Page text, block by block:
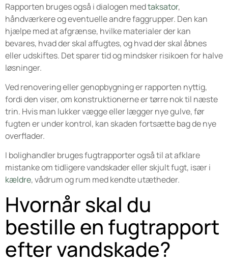
Rapporten bruges også i dialogen medtaksator,
håndværkere og eventuelle andre faggrupper. Den kan
hjælpe med at afgrænse, hvilke materialer der kan
bevares, hvad der skal affugtes, og hvad der skal åbnes
eller udskiftes. Det sparer tid og mindsker risikoen for halve
løsninger.
Ved renovering eller genopbygning er rapporten nyttig,
fordi den viser, om konstruktionerne er tørre nok til næste
trin. Hvis man lukker vægge eller lægger nye gulve, før
fugten er under kontrol, kan skaden fortsætte bag de nye
overflader.
I bolighandler bruges fugtrapporter også til at afklare
mistanke om tidligere vandskader eller skjult fugt, især i
kældre, vådrum og rum med kendte utætheder.
Hvornår skal du
bestille en fugtrapport
efter vandskade?